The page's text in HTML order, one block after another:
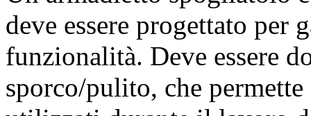
deve essere progettato per
funzionalità. Deve essere
sporco/pulito, che